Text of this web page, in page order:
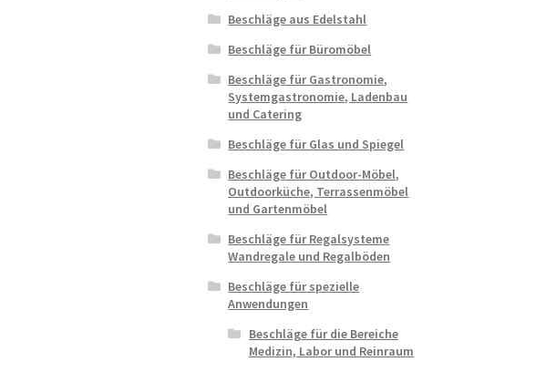
Beschläge aus Edelstahl
Beschläge für Büromöbel
Beschläge für Gastronomie,
Systemgastronomie, Ladenbau
und Catering
Beschläge für Glas und Spiegel
Beschläge für Outdoor-Möbel,
Outdoorküche, Terrassenmöbel
und Gartenmöbel
Beschläge für Regalsysteme
Wandregale und Regalböden
Beschläge für spezielle
Anwendungen
Beschläge für die Bereiche
Medizin, Labor und Reinraum